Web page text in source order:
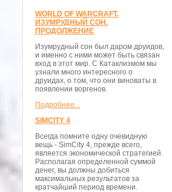
WORLD OF WARCRAFT.
ИЗУМРУДНЫЙ СОН.
ПРОДОЛЖЕНИЕ
Изумрудный сон был даром друидов,
и именно с ними может быть связан
вход в этот мир. С Катаклизмом мы
узнали много интересного о
друидах, о том, что они виноваты в
появлении воргенов.
Подробнее...
SIMCITY 4
Всегда помните одну очевидную
вещь - SimCity 4, прежде всего,
является экономической стратегией.
Располагая определенной суммой
денег, вы должны добиться
максимальных результатов за
кратчайший период времени.